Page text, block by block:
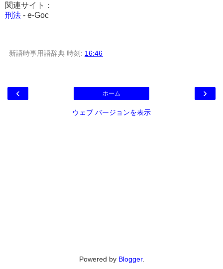
関連サイト：
刑法 - e-Goc
新語時事用語辞典 時刻: 16:46
‹ ›
ホーム
ウェブ バージョンを表示
Powered by Blogger.